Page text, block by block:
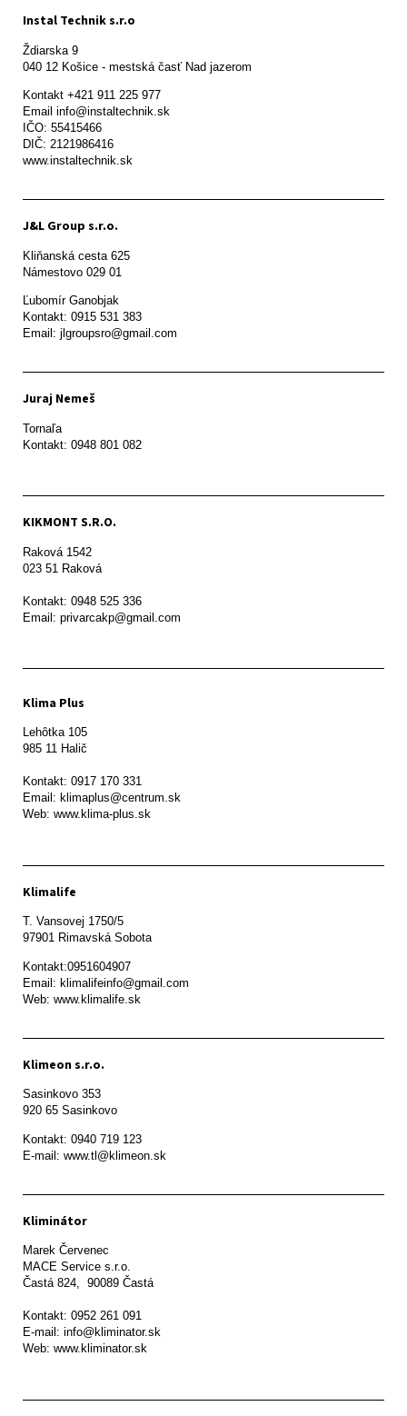
Instal Technik s.r.o
Ždiarska 9
Kontakt +421 911 225 977
Email info@instaltechnik.sk
IČO: 55415466
DIČ: 2121986416
www.instaltechnik.sk
J&L Group s.r.o.
Kliňanská cesta 625
Námestovo 029 01
Ľubomír Ganobjak
Kontakt: 0915 531 383
Email: jlgroupsro@gmail.com
Juraj Nemeš
Tornaľa
Kontakt: 0948 801 082
KIKMONT S.R.O.
Raková 1542
023 51 Raková
Kontakt: 0948 525 336
Email: privarcakp@gmail.com
Klima Plus
Lehôtka 105
985 11 Halič
Kontakt: 0917 170 331
Email: klimaplus@centrum.sk
Klimalife
T. Vansovej 1750/5
97901 Rimavská Sobota
Kontakt:0951604907
Email: klimalifeinfo@gmail.com
Web: www.klimalife.sk
Klimeon s.r.o.
Sasinkovo 353
920 65 Sasinkovo
Kontakt: 0940 719 123
E-mail: www.tl@klimeon.sk
Kliminátor
Marek Červenec
MACE Service s.r.o.
Častá 824,  90089 Častá
Kontakt: 0952 261 091
E-mail: info@kliminator.sk
Web: www.kliminator.sk